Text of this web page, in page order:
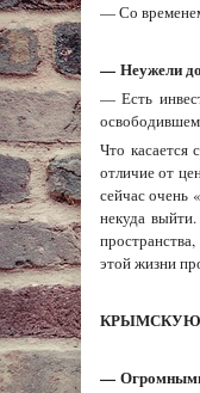
— Со
— Неужели
— Есть
Что касается
отличие от
сейчас очень
некуда
этой жизни
КРЫМСКУЮ
—